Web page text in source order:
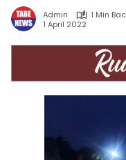
Admin
1 Min
1 April 2022